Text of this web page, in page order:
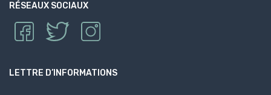
RÉSEAUX SOCIAUX
LETTRE D’INFORMATIONS